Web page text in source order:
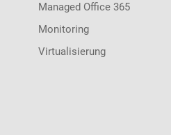
Managed Office 365
Monitoring
Virtualisierung